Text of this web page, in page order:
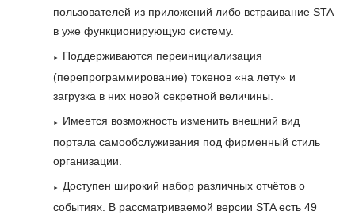
пользователей из приложений либо встраивание STA
в уже функционирующую систему.
Поддерживаются переинициализация
(перепрограммирование) токенов «на лету» и
загрузка в них новой секретной величины.
Имеется возможность изменить внешний вид
портала самообслуживания под фирменный стиль
организации.
Доступен широкий набор различных отчётов о
событиях. В рассматриваемой версии STA есть 49